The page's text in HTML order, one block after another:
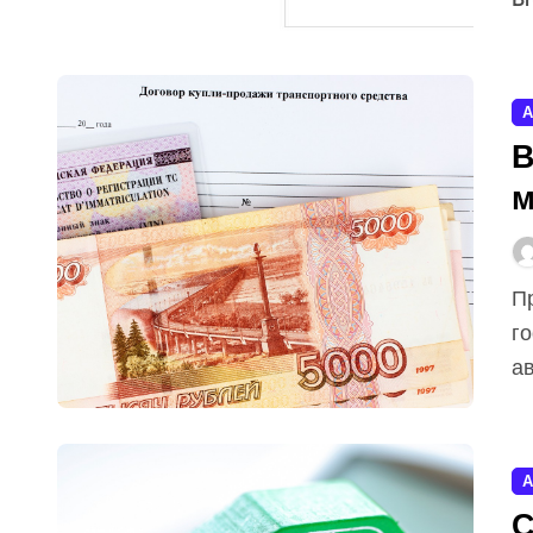
Приказ МВД №399 утвердил обновлённые «правила